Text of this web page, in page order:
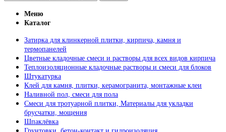
Меню
Каталог
Затирка для клинкерной плитки, кирпича, камня и
термопанелей
Цветные кладочные смеси и растворы для всех видов кирпича
Теплоизоляционные кладочные растворы и смеси для блоков
Штукатурка
Клей для камня, плитки, керамогранита, монтажные клеи
Наливной пол, смеси для пола
Смеси для тротуарной плитки, Материалы для укладки
брусчатки, мощения
Шпаклёвка